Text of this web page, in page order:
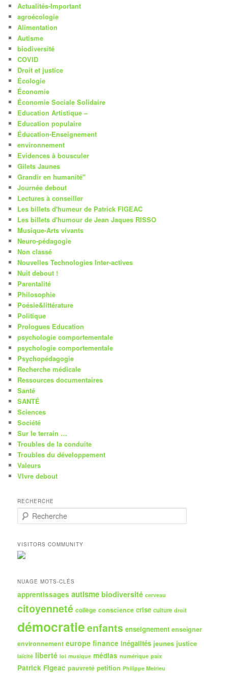
Actualités-Important
agroécologie
Alimentation
Autisme
biodiversité
COVID
Droit et justice
Écologie
Économie
Économie Sociale Solidaire
Education Artistique –
Education populaire
Éducation-Enseignement
environnement
Evidences à bousculer
Gilets Jaunes
Grandir en humanité"
Journée debout
Lectures à conseiller
Les billets d'humeur de Patrick FIGEAC
Les billets d'humour de Jean Jaques RISSO
Musique-Arts vivants
Neuro-pédagogie
Non classé
Nouvelles Technologies Inter-actives
Nuit debout !
Parentalité
Philosophie
Poésie&littérature
Politique
Prologues Education
psychologie comportementale
psychologie comportementale
Psychopédagogie
Recherche médicale
Ressources documentaires
Santé
SANTÉ
Sciences
Société
Sur le terrain …
Troubles de la conduite
Troubles du développement
Valeurs
VIvre debout
RECHERCHE
e
h
e
r
h
VISITORS COMMUNITY
NUAGE MOTS-CLÉS
apprentissages autisme biodiversité cerveau
citoyenneté collège conscience crise culture droit
démocratieenfants enseignement enseigner
environnement europe finance inégalités jeunes justice
laïcité liberté loi musique médias numérique paix
Patrick Figeac pauvreté petition Philippe Meirieu